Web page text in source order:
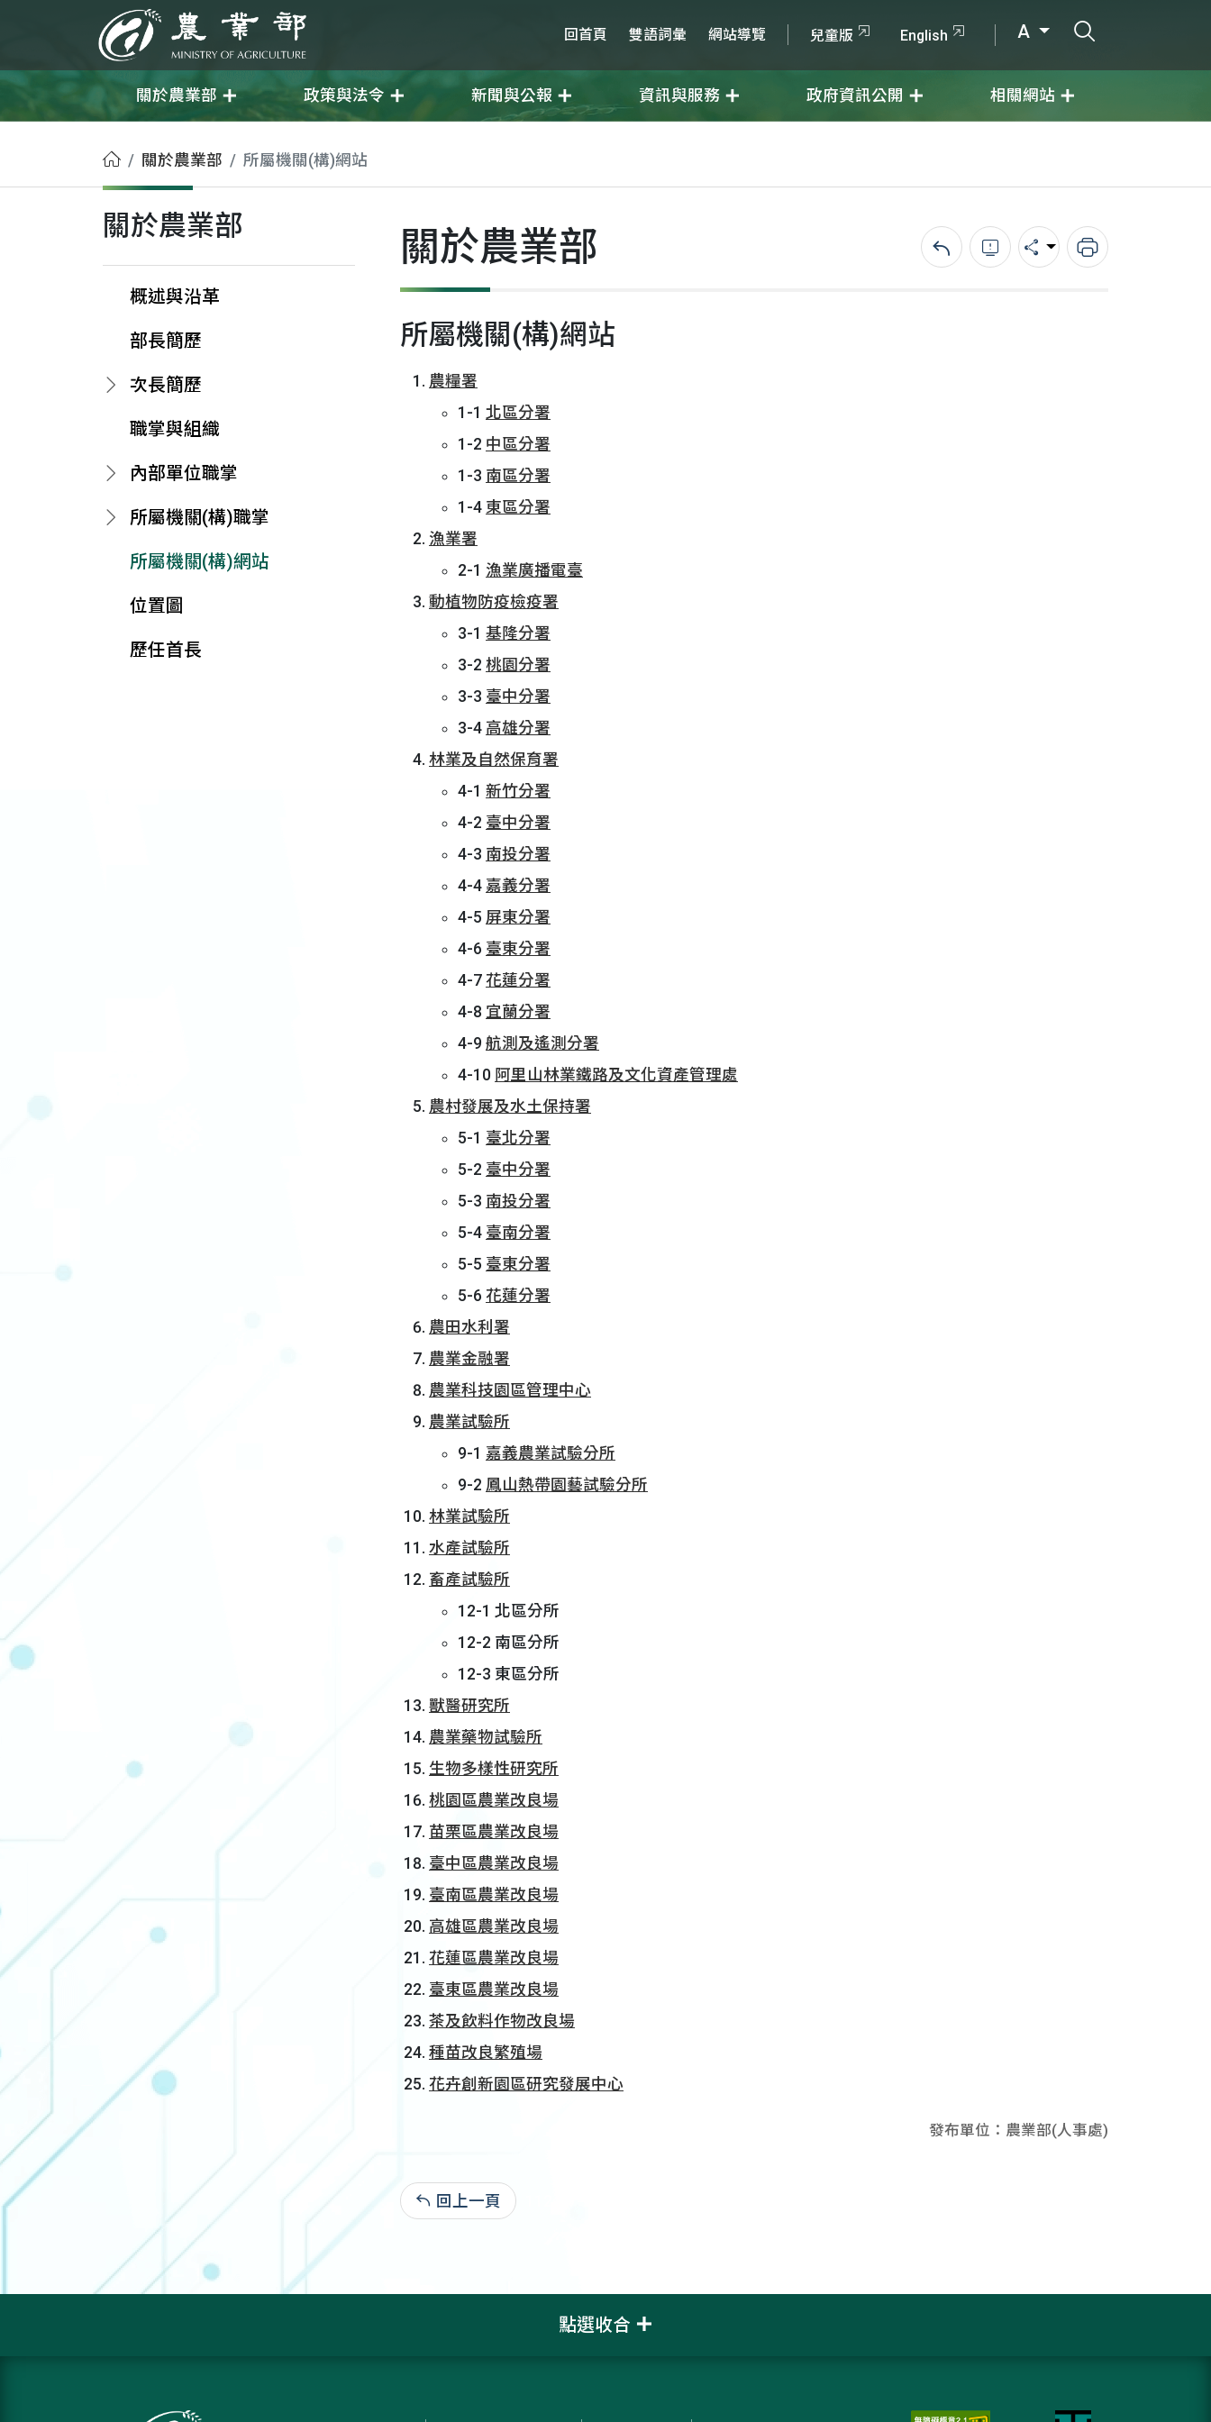
農業部 回首頁 雙語詞彙 網站導覽 兒童版 English A
關於農業部 政策與法令 新聞與公報 資訊與服務 政府資訊公開 相關網站
首頁關於農業部 所屬機關(構)網站
關於農業部
概述與沿革
部長簡歷
次長簡歷
職掌與組織
內部單位職掌
所屬機關(構)職掌
所屬機關(構)網站
位置圖
歷任首長
關於農業部 回上一頁錯誤回報分享 列印
所屬機關(構)網站
農糧署
1-1 北區分署
1-2 中區分署
1-3 南區分署
1-4 東區分署
漁業署
2-1 漁業廣播電臺
動植物防疫檢疫署
3-1 基隆分署
3-2 桃園分署
3-3 臺中分署
3-4 高雄分署
林業及自然保育署
4-1 新竹分署
4-2 臺中分署
4-3 南投分署
4-4 嘉義分署
4-5 屏東分署
4-6 臺東分署
4-7 花蓮分署
4-8 宜蘭分署
4-9 航測及遙測分署
4-10 阿里山林業鐵路及文化資產管理處
農村發展及水土保持署
5-1 臺北分署
5-2 臺中分署
5-3 南投分署
5-4 臺南分署
5-5 臺東分署
5-6 花蓮分署
農田水利署
農業金融署
農業科技園區管理中心
農業試驗所
9-1 嘉義農業試驗分所
9-2 鳳山熱帶園藝試驗分所
林業試驗所
水產試驗所
畜產試驗所
12-1 北區分所
12-2 南區分所
12-3 東區分所
獸醫研究所
農業藥物試驗所
生物多樣性研究所
桃園區農業改良場
苗栗區農業改良場
臺中區農業改良場
臺南區農業改良場
高雄區農業改良場
花蓮區農業改良場
臺東區農業改良場
茶及飲料作物改良場
種苗改良繁殖場
花卉創新園區研究發展中心
發布單位：農業部(人事處)
回上一頁
點選收合